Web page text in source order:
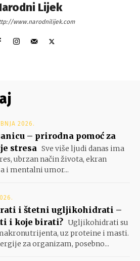
Lijek
www.narodnilijek.com
2026.
– prirodna pomoć za
stresa Sve više ljudi danas ima
ubrzan način života, ekran
i mentalni umor...
i štetni ugljikohidrati –
i koje birati? Ugljikohidrati su
uz proteine i masti.
za organizam, posebno...